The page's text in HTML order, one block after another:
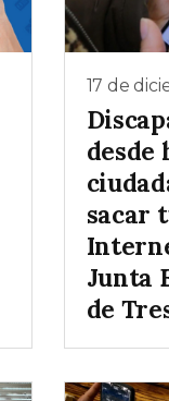
17 de
desde
sacar
Junta
de